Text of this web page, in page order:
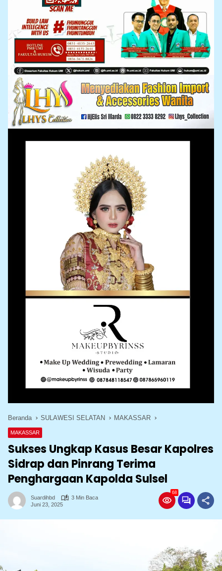
Beranda SULAWESI SELATAN MAKASSAR
MAKASSAR
Sukses Ungkap Kasus Besar Kapolres
Sidrap dan Pinrang Terima
Penghargaan Kapolda Sulsel
Suardihbd
3 Min Baca
Juni 23, 2025
68